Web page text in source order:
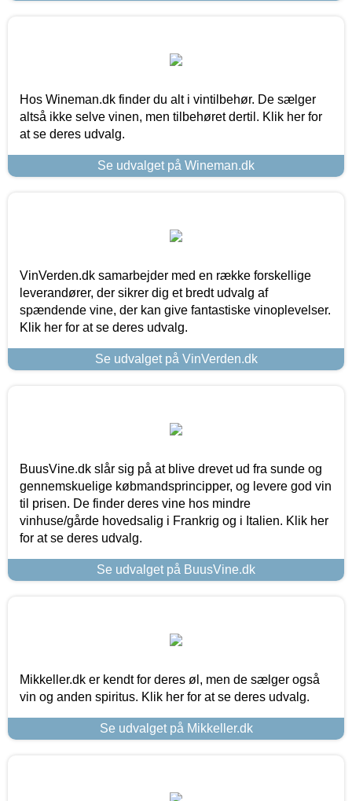
Hos Wineman.dk finder du alt i vintilbehør. De sælger
altså ikke selve vinen, men tilbehøret dertil. Klik her for
at se deres udvalg.
Se udvalget på Wineman.dk
VinVerden.dk samarbejder med en række forskellige
leverandører, der sikrer dig et bredt udvalg af
spændende vine, der kan give fantastiske vinoplevelser.
Klik her for at se deres udvalg.
Se udvalget på VinVerden.dk
BuusVine.dk slår sig på at blive drevet ud fra sunde og
gennemskuelige købmandsprincipper, og levere god vin
til prisen. De finder deres vine hos mindre
vinhuse/gårde hovedsalig i Frankrig og i Italien. Klik her
for at se deres udvalg.
Se udvalget på BuusVine.dk
Mikkeller.dk er kendt for deres øl, men de sælger også
vin og anden spiritus. Klik her for at se deres udvalg.
Se udvalget på Mikkeller.dk